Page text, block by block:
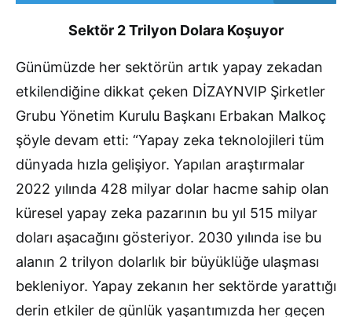
Sektör 2 Trilyon Dolara Koşuyor
Günümüzde her sektörün artık yapay zekadan
etkilendiğine dikkat çeken DİZAYNVIP Şirketler
Grubu Yönetim Kurulu Başkanı Erbakan Malkoç
şöyle devam etti: “Yapay zeka teknolojileri tüm
dünyada hızla gelişiyor. Yapılan araştırmalar
2022 yılında 428 milyar dolar hacme sahip olan
küresel yapay zeka pazarının bu yıl 515 milyar
doları aşacağını gösteriyor. 2030 yılında ise bu
alanın 2 trilyon dolarlık bir büyüklüğe ulaşması
bekleniyor. Yapay zekanın her sektörde yarattığı
derin etkiler de günlük yaşantımızda her geçen